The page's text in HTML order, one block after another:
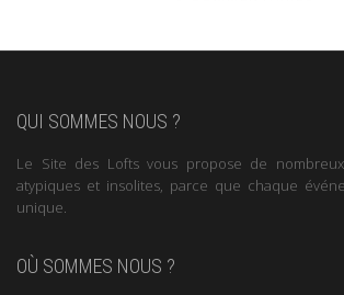
QUI SOMMES NOUS ?
Le Site des Lofts vous propose de
atypiques et insolites, parce que chaque
unique.
OÙ SOMMES NOUS ?